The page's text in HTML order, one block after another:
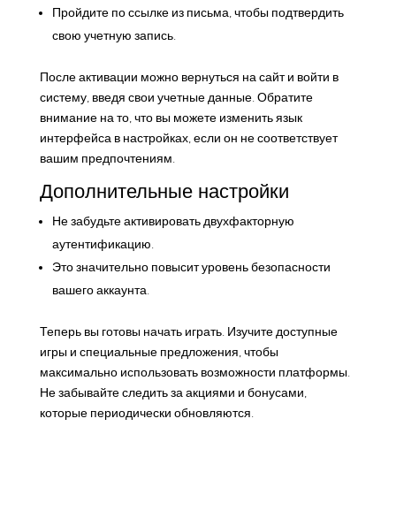
Пройдите по ссылке из письма, чтобы подтвердить
свою учетную запись.
После активации можно вернуться на сайт и войти в
систему, введя свои учетные данные. Обратите
внимание на то, что вы можете изменить язык
интерфейса в настройках, если он не соответствует
вашим предпочтениям.
Дополнительные настройки
Не забудьте активировать двухфакторную
аутентификацию.
Это значительно повысит уровень безопасности
вашего аккаунта.
Теперь вы готовы начать играть. Изучите доступные
игры и специальные предложения, чтобы
максимально использовать возможности платформы.
Не забывайте следить за акциями и бонусами,
которые периодически обновляются.